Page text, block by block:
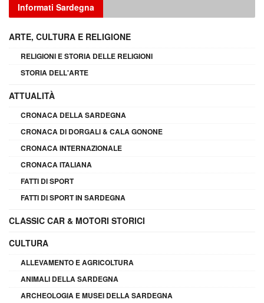
Informati Sardegna
ARTE, CULTURA E RELIGIONE
RELIGIONI E STORIA DELLE RELIGIONI
STORIA DELL'ARTE
ATTUALITÀ
CRONACA DELLA SARDEGNA
CRONACA DI DORGALI & CALA GONONE
CRONACA INTERNAZIONALE
CRONACA ITALIANA
FATTI DI SPORT
FATTI DI SPORT IN SARDEGNA
CLASSIC CAR & MOTORI STORICI
CULTURA
ALLEVAMENTO E AGRICOLTURA
ANIMALI DELLA SARDEGNA
ARCHEOLOGIA E MUSEI DELLA SARDEGNA